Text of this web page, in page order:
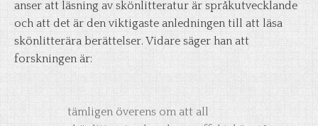
anser att läsning av skönlitteratur är språkutvecklande
och att det är den viktigaste anledningen till att läsa
skönlitterära berättelser. Vidare säger han att
forskningen är:
tämligen överens om att all